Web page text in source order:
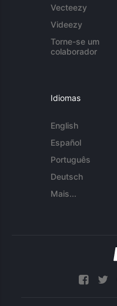
Vecteezy
Videezy
Torne-se um
colaborador
Idiomas
English
Español
Português
Deutsch
Mais...